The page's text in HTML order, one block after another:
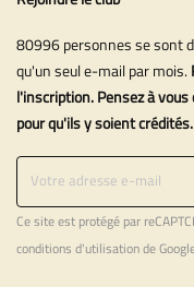
80996 personnes se sont
qu'un seul e-mail par mois.
l'inscription. Pensez à
pour qu'ils y soient crédités.
Ce site est protégé par
conditions d'utilisationde